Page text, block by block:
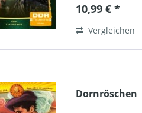
Verstand und
10,99 € *
Vergleichen
Dornröschen